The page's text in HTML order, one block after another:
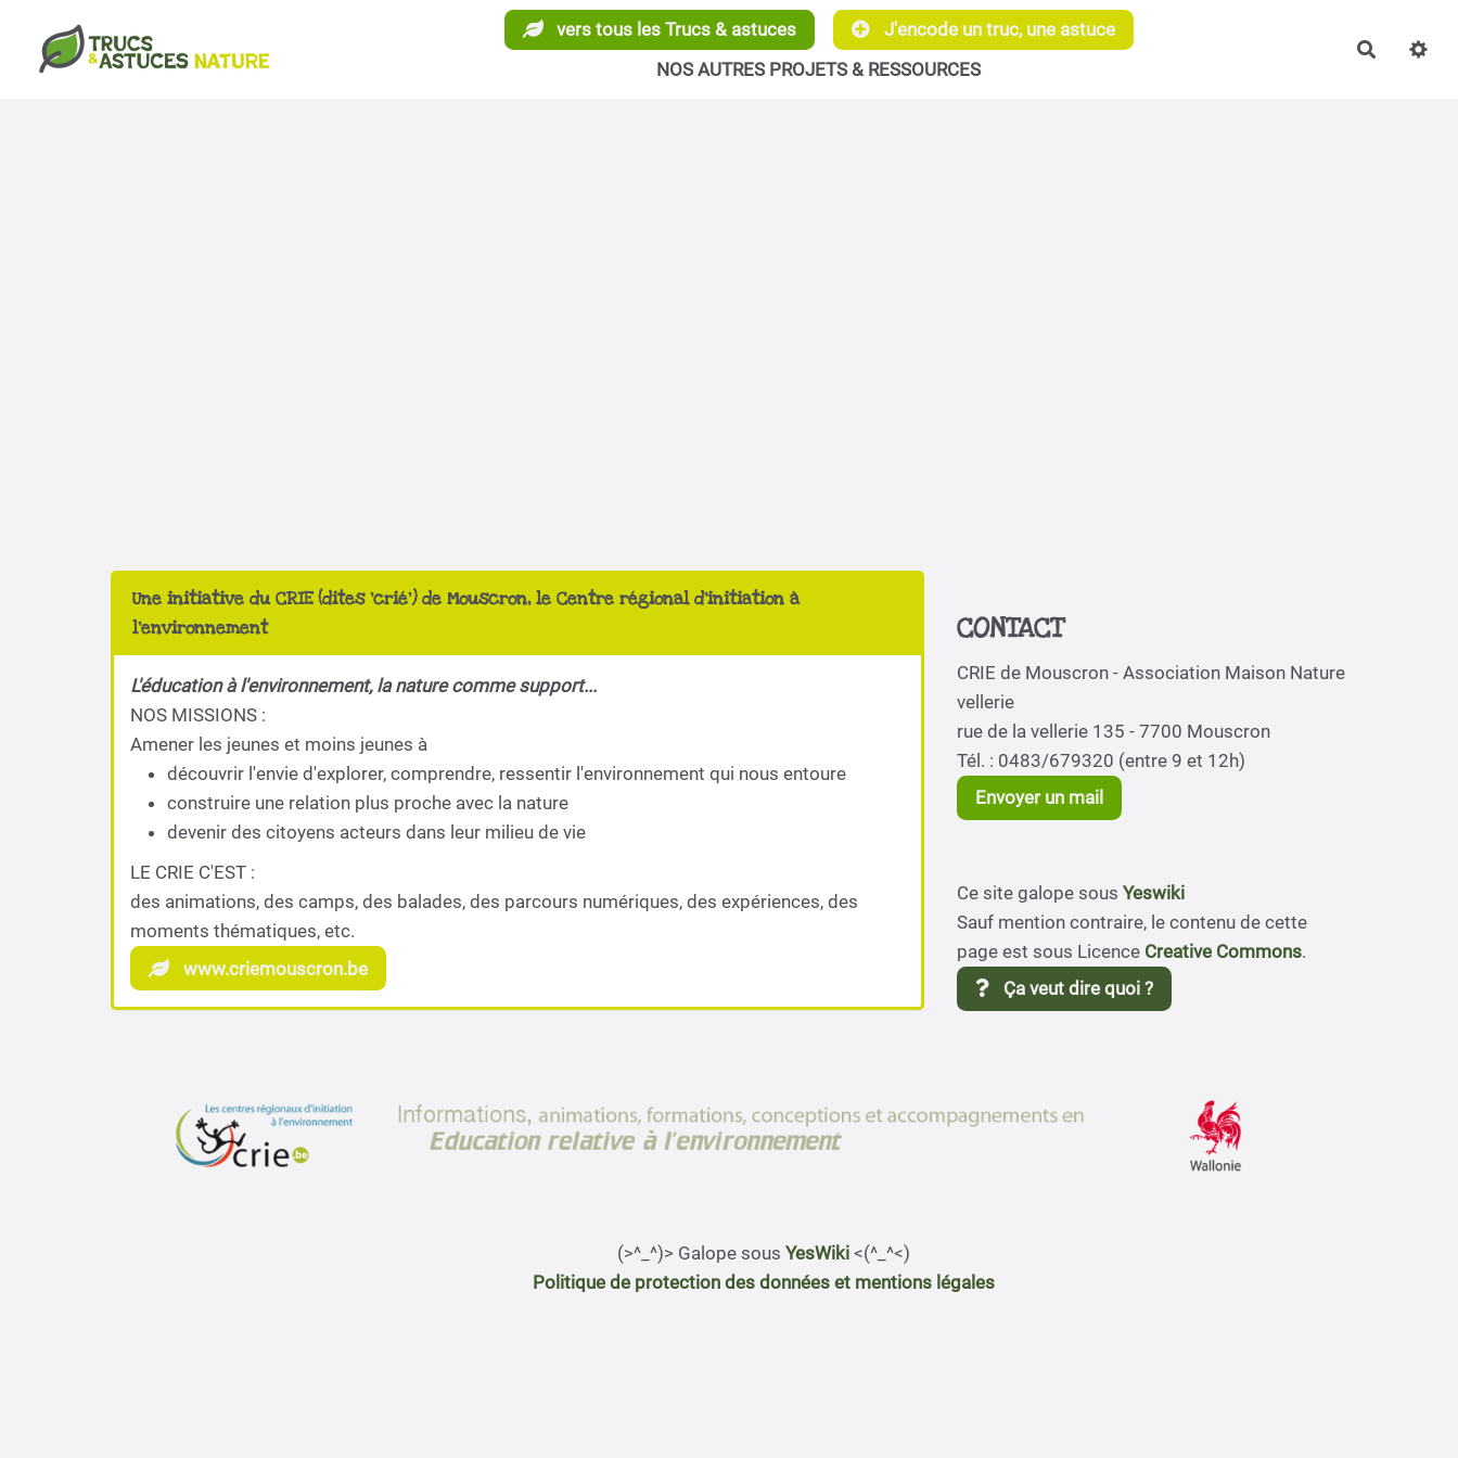
Aller au contenu principal vers tous les Trucs & astuces
J'encode un truc, une astuce
NOS AUTRES PROJETS & RESSOURCES
Une initiative du CRIE (dites 'crié') de Mouscron, le Centre régional d'initiation à
l'environnement
L'éducation à l'environnement, la nature comme support...
NOS MISSIONS :
Amener les jeunes et moins jeunes à
découvrir l'envie d'explorer, comprendre, ressentir l'environnement qui nous entoure
construire une relation plus proche avec la nature
devenir des citoyens acteurs dans leur milieu de vie
LE CRIE C'EST :
des animations, des camps, des balades, des parcours numériques, des expériences, des
moments thématiques, etc.
www.criemouscron.be
CONTACT
CRIE de Mouscron - Association Maison Nature
vellerie
rue de la vellerie 135 - 7700 Mouscron
Tél. : 0483/679320 (entre 9 et 12h)
Envoyer un mail
Ce site galope sous Yeswiki
Sauf mention contraire, le contenu de cette
page est sous Licence Creative Commons.
Ça veut dire quoi ?
(>^_^)> Galope sous YesWiki <(^_^<)
Politique de protection des données et mentions légales